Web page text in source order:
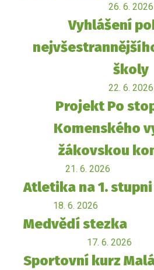
26. 6. 2026
Vyhlášení
školy
22. 6. 2026
Projekt Po
Komenského
žákovskou
21. 6. 2026
Atletika na 1. stupni
18. 6. 2026
Medvědí stezka
17. 6. 2026
Sportovní kurz